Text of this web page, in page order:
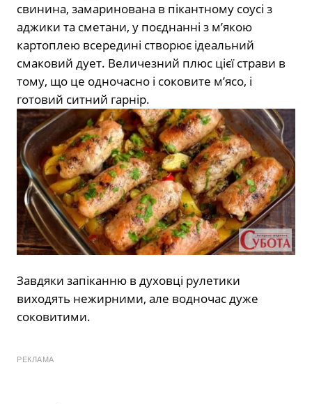
свинина, замаринована в пікантному соусі з
аджики та сметани, у поєднанні з м’якою
картоплею всередині створює ідеальний
смаковий дует. Величезний плюс цієї страви в
тому, що це одночасно і соковите м’ясо, і
готовий ситний гарнір.
Завдяки запіканню в духовці рулетики
виходять нежирними, але водночас дуже
соковитими.
РЕКЛАМА